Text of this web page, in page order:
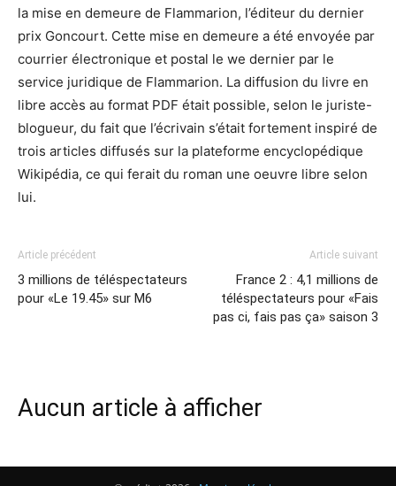
la mise en demeure de Flammarion, l’éditeur du dernier
prix Goncourt. Cette mise en demeure a été envoyée par
courrier électronique et postal le we dernier par le
service juridique de Flammarion. La diffusion du livre en
libre accès au format PDF était possible, selon le juriste-
blogueur, du fait que l’écrivain s’était fortement inspiré de
trois articles diffusés sur la plateforme encyclopédique
Wikipédia, ce qui ferait du roman une oeuvre libre selon
lui.
Article précédent
3 millions de téléspectateurs
pour «Le 19.45» sur M6
Article suivant
France 2 : 4,1 millions de
téléspectateurs pour «Fais
pas ci, fais pas ça» saison 3
Aucun article à afficher